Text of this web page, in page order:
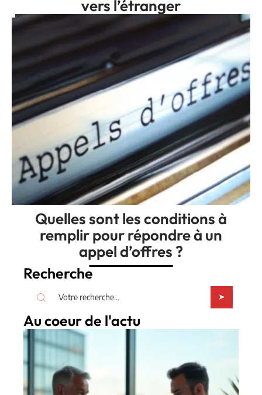
vers l’étranger
Quelles sont les conditions à
remplir pour répondre à un
appel d’offres ?
Recherche
Au coeur de l'actu